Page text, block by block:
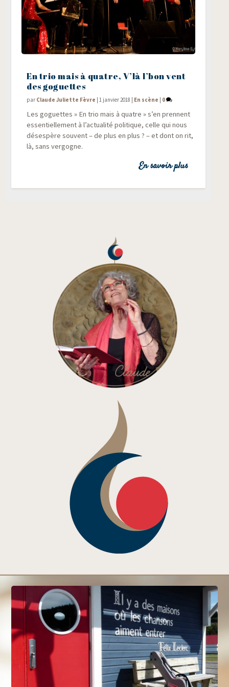
En trio mais à quatre, V’là l’bon vent
des goguettes
par Claude Juliette Fèvre | 1 janvier 2018 | En scène | 0
Les goguettes » En trio mais à quatre » s’en prennent
essen­tiel­le­ment à l’actualité poli­tique, celle qui nous
déses­père sou­vent – de plus en plus ? – et dont on rit,
là, sans vergogne.
En savoir plus